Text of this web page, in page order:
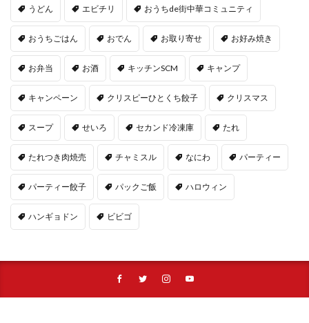
うどん エビチリ おうちde街中華コミュニティ
おうちごはん おでん お取り寄せ お好み焼き
お弁当 お酒 キッチンSCM キャンプ
キャンペーン クリスピーひとくち餃子 クリスマス
スープ せいろ セカンド冷凍庫 たれ
たれつき肉焼売 チャミスル なにわ パーティー
パーティー餃子 パックご飯 ハロウィン
ハンギョドン ビビゴ